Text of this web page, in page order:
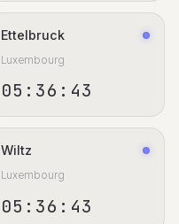
Ettelbruck
Luxembourg
05:36:44
Wiltz
Luxembourg
05:36:44